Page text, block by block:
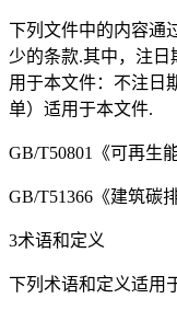
下列文件中的内容通
少的条款.其中，注
用于本文件：不注日
单）适用于本文件.
GB/T50801《可再生
GB/T51366《建筑碳
3术语和定义
下列术语和定义适用